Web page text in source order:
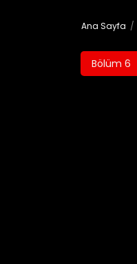
Ana Sayfa